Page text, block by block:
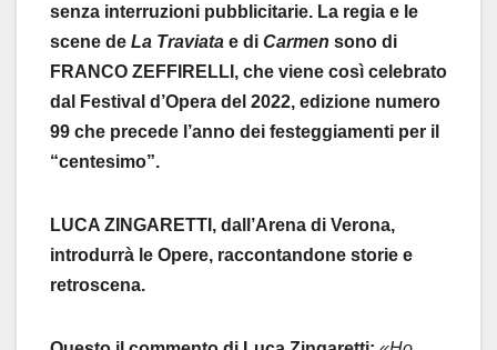
senza interruzioni pubblicitarie. La regia e le
scene de La Traviata e di Carmen sono di
FRANCO ZEFFIRELLI, che viene così celebrato
dal Festival d’Opera del 2022, edizione numero
99 che precede l’anno dei festeggiamenti per il
“centesimo”.
LUCA ZINGARETTI, dall’Arena di Verona,
introdurrà le Opere, raccontandone storie e
retroscena.